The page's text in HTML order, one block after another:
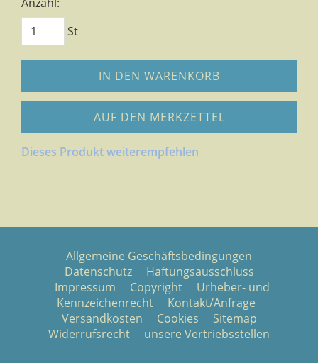
St
IN DEN WARENKORB
AUF DEN MERKZETTEL
Dieses Produkt weiterempfehlen
Allgemeine Geschäftsbedingungen
Datenschutz
Haftungsausschluss
Impressum
Copyright
Urheber- und
Kennzeichenrecht
Kontakt/Anfrage
Versandkosten
Cookies
Sitemap
Widerrufsrecht
unsere Vertriebsstellen